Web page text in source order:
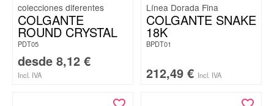
COLGANTE
ROUND CRYSTAL
PDT05
desde 8,12 €
Incl. IVA
Línea Dorada Fina
COLGANTE SNAKE
18K
BPDT01
212,49 € Incl. IVA